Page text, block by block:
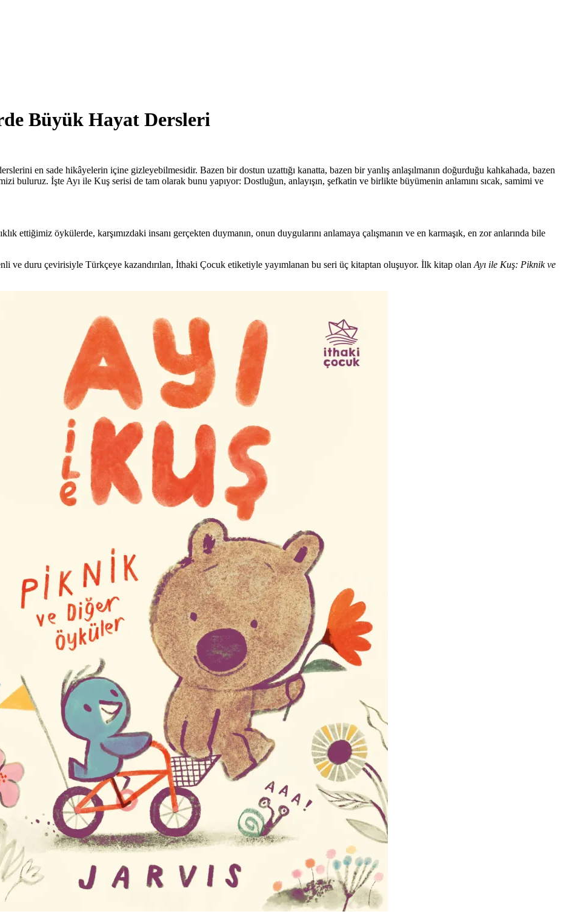
Büyük Hayat Dersleri
en sade hikâyelerin içine gizleyebilmesidir. Bazen bir dostun uzattığı kanatta, bazen bir yanlış anlaşılmanın doğurduğu kahkahada, bazen
buluruz. İşte Ayı ile Kuş serisi de tam olarak bunu yapıyor: Dostluğun, anlayışın, şefkatin ve birlikte büyümenin anlamını sıcak, samimi ve
ettiğimiz öykülerde, karşımızdaki insanı gerçekten duymanın, onun duygularını anlamaya çalışmanın ve en karmaşık, en zor anlarında bile
ve duru çevirisiyle Türkçeye kazandırılan, İthaki Çocuk etiketiyle yayımlanan bu seri üç kitaptan oluşuyor. İlk kitap olan Ayı ile Kuş: Piknik ve